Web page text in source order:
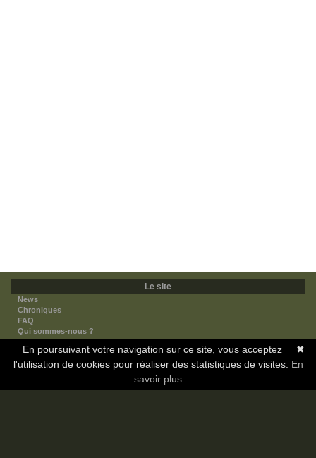
Le site
News
Chroniques
FAQ
Qui sommes-nous ?
Nos partenaires
Faites-nous connaitre
Nous contacter
✖
En poursuivant votre navigation sur ce site, vous acceptez
l'utilisation de cookies pour réaliser des statistiques de visites. En
savoir plus